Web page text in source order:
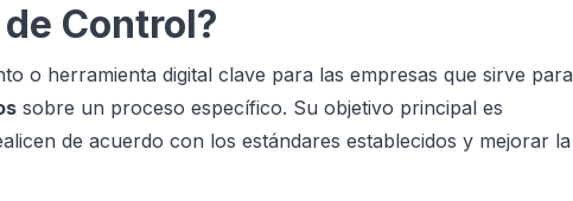
Control?
o herramienta digital clave para las empresas que sirve para
sobre un proceso específico. Su objetivo principal es
de acuerdo con los estándares establecidos y mejorar la